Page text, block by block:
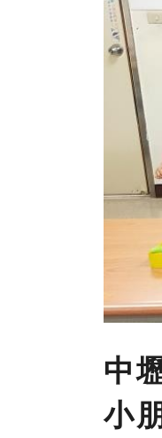
中
小